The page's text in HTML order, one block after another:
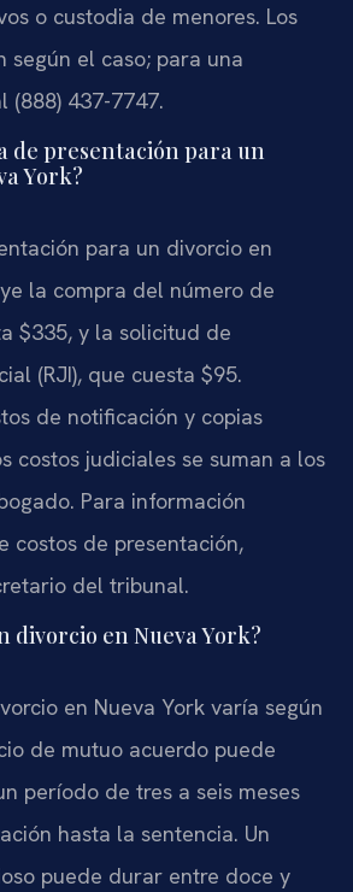
o custodia de menores. Los
según el caso; para una
(888) 437-7747.
de presentación para un
York?
para un divorcio en
la compra del número de
$335, y la solicitud de
(RJI), que cuesta $95.
de notificación y copias
costos judiciales se suman a los
Para información
costos de presentación,
del tribunal.
divorcio en Nueva York?
en Nueva York varía según
de mutuo acuerdo puede
período de tres a seis meses
hasta la sentencia. Un
puede durar entre doce y